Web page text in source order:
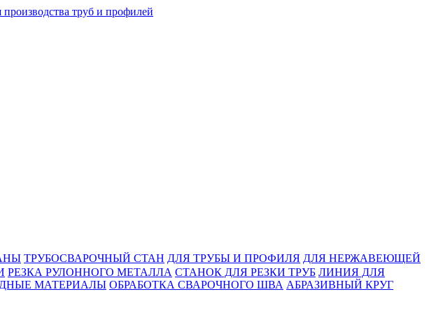
ТРУБОСВАРОЧНЫЙ СТАН ДЛЯ ТРУБЫ И ПРОФИЛЯ ДЛЯ НЕРЖАВЕЮЩЕЙ
РЕЗКА РУЛОННОГО МЕТАЛЛА СТАНОК ДЛЯ РЕЗКИ ТРУБ ЛИНИЯ ДЛЯ
МАТЕРИАЛЫ OБРАБОТКА СВАРОЧНОГО ШВА АБРАЗИВНЫЙ КРУГ